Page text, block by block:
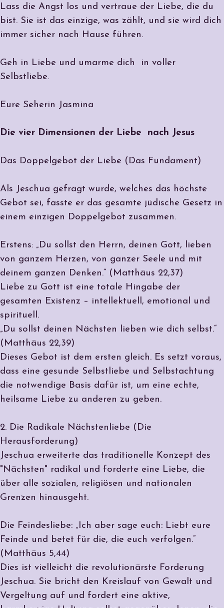
Lass die Angst los und vertraue der Liebe, die du
bist. Sie ist das einzige, was zählt, und sie wird dich
immer sicher nach Hause führen.
Geh in Liebe und umarme dich in voller
Selbstliebe.
Eure Seherin Jasmina
Die vier Dimensionen der Liebe nach Jesus
Das Doppelgebot der Liebe (Das Fundament)
Als Jeschua gefragt wurde, welches das höchste
Gebot sei, fasste er das gesamte jüdische Gesetz in
einem einzigen Doppelgebot zusammen.
Erstens: „Du sollst den Herrn, deinen Gott, lieben
von ganzem Herzen, von ganzer Seele und mit
deinem ganzen Denken.“ (Matthäus 22,37)
Liebe zu Gott ist eine totale Hingabe der
gesamten Existenz – intellektuell, emotional und
spirituell.
„Du sollst deinen Nächsten lieben wie dich selbst.“
(Matthäus 22,39)
Dieses Gebot ist dem ersten gleich. Es setzt voraus,
dass eine gesunde Selbstliebe und Selbstachtung
die notwendige Basis dafür ist, um eine echte,
heilsame Liebe zu anderen zu geben.
2. Die Radikale Nächstenliebe (Die
Herausforderung)
Jeschua erweiterte das traditionelle Konzept des
"Nächsten" radikal und forderte eine Liebe, die
über alle sozialen, religiösen und nationalen
Grenzen hinausgeht.
Die Feindesliebe: „Ich aber sage euch: Liebt eure
Feinde und betet für die, die euch verfolgen.“
(Matthäus 5,44)
Dies ist vielleicht die revolutionärste Forderung
Jeschua. Sie bricht den Kreislauf von Gewalt und
Vergeltung auf und fordert eine aktive,